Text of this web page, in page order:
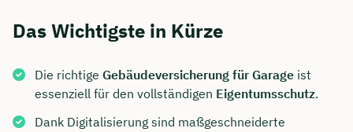
Das Wichtigste in Kürze
Die richtige Gebäudeversicherung für Garage ist
essenziell für den vollständigen Eigentumsschutz.
Dank Digitalisierung sind maßgeschneiderte